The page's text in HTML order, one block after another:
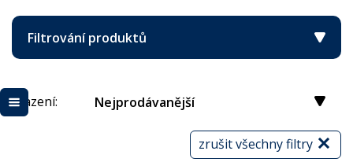
Filtrování produktů
Řazení: Nejprodávanější
zrušit všechny filtry